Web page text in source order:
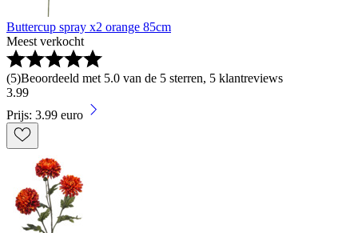
Buttercup spray x2 orange 85cm
Meest verkocht
(5)Beoordeeld met 5.0 van de 5 sterren, 5 klantreviews
3.99
Prijs: 3.99 euro